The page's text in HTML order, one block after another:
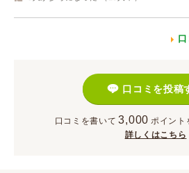
口コミを投稿
口コミを書いて 3,000 ポイント
詳しくはこちら